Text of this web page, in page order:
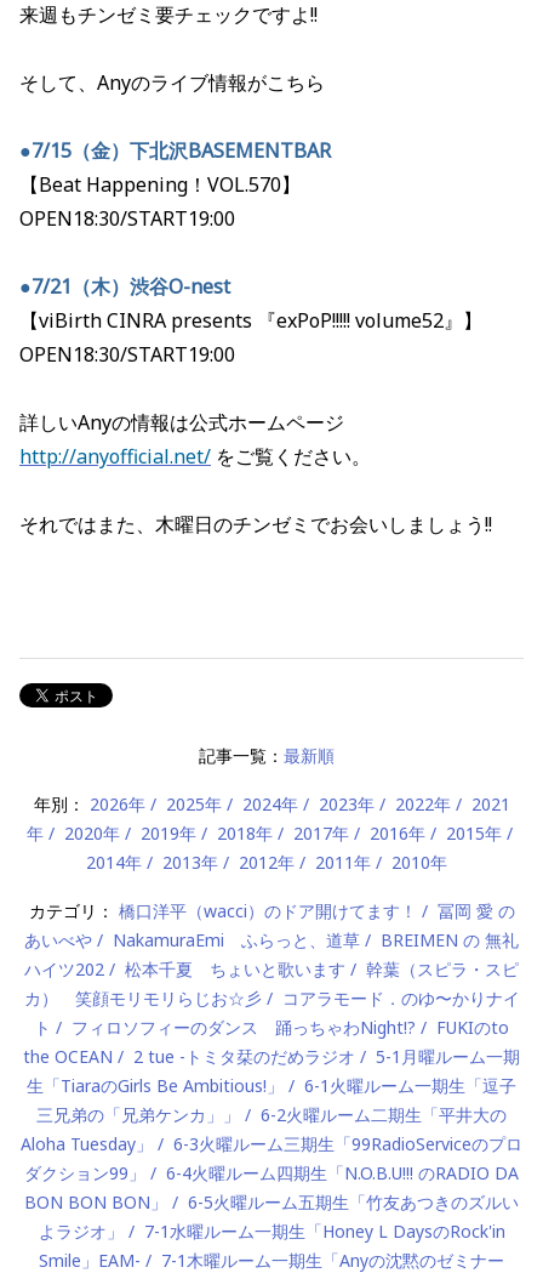
来週もチンゼミ要チェックですよ!!
そして、Anyのライブ情報がこちら
●7/15（金）下北沢BASEMENTBAR
【Beat Happening！VOL.570】
OPEN18:30/START19:00
●7/21（木）渋谷O-nest
【viBirth CINRA presents 『exPoP!!!!! volume52』】
OPEN18:30/START19:00
詳しいAnyの情報は公式ホームページ
http://anyofficial.net/ をご覧ください。
それではまた、木曜日のチンゼミでお会いしましょう!!
記事一覧： 最新順
年別： 2026年 2025年 2024年 2023年 2022年
2021
年
2020年 2019年 2018年 2017年 2016年
2015年
2014年
2013年 2012年 2011年 2010年
カテゴリ： 橋口洋平（wacci）のドア開けてます！
冨岡 愛 の
あいべや
NakamuraEmi ふらっと、道草
BREIMEN の 無礼
ハイツ202
松本千夏 ちょいと歌います
幹葉（スピラ・スピ
カ） 笑顔モリモリらじお☆彡
コアラモード．のゆ〜かりナイ
ト
フィロソフィーのダンス 踊っちゃわNight!?
FUKIのto
the OCEAN
2 tue -トミタ栞のだめラジオ
5-1月曜ルーム一期
生「TiaraのGirls Be Ambitious!」
6-1火曜ルーム一期生「逗子
三兄弟の「兄弟ケンカ」」
6-2火曜ルーム二期生「平井大の
Aloha Tuesday」
6-3火曜ルーム三期生「99RadioServiceのプロ
ダクション99」
6-4火曜ルーム四期生「N.O.B.U!!! のRADIO DA
BON BON BON」
6-5火曜ルーム五期生「竹友あつきのズルい
よラジオ」
7-1水曜ルーム一期生「Honey L DaysのRock'in
Smile」EAM-
7-1木曜ルーム一期生「Anyの沈黙のゼミナー